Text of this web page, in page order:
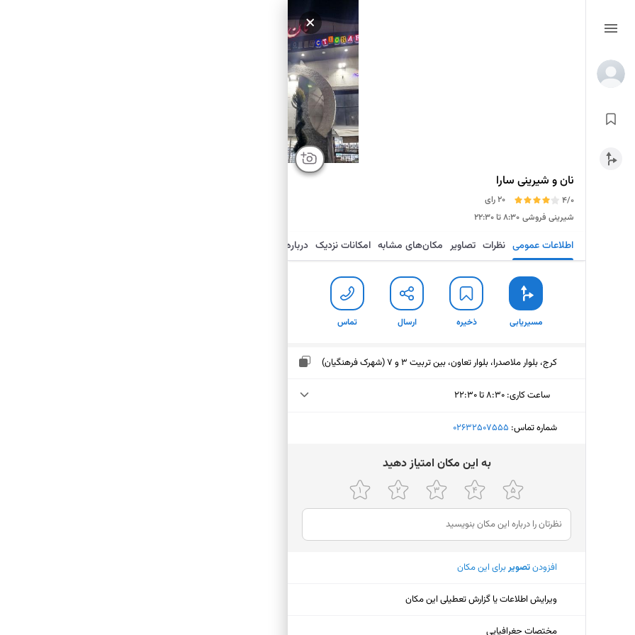
نان و شیرینی سارا
4/0
20 رای
شیرینی فروشی ۸:۳۰ تا ۲۲:۳۰
اطلاعات عمومی نظرات تصاویر مکان‌های مشابه امکانات نزدیک درباره
مسیریابی ذخیره ارسال تماس
کرج، بلوار ملاصدرا، بلوار تعاون، بین تربیت 3 و 7 (شهرک فرهنگیان)
ساعت کاری: ۸:۳۰ تا ۲۲:۳۰
یکشنبه (امروز)
۸:۳۰ تا ۲۲:۳۰
چهارشنبه
۸:۳۰ تا ۲۲:۳۰
پنجشنبه
۸:۳۰ تا ۲۲:۳۰
جمعه
شنبه
شماره تماس: ‎02632507555
ﺑﻪ اﯾﻦ ﻣﮑﺎن اﻣﺘﯿﺎز دﻫﯿﺪ
افزودنتصویربرای این مکان
ویرایش اطلاعات یا گزارش تعطیلی این مکان
مختصات جغرافیایی